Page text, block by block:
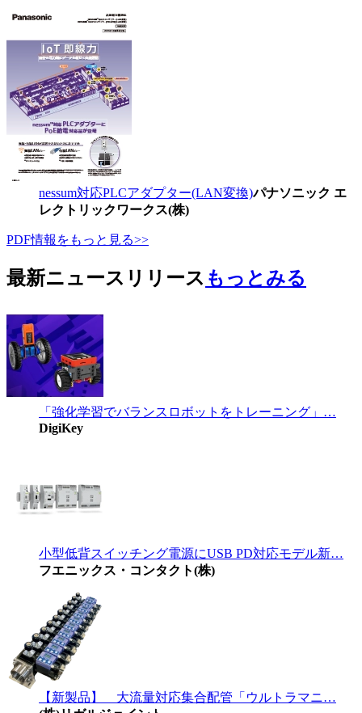
nessum対応PLCアダプター(LAN変換)パナソニック エ
レクトリックワークス(株)
PDF情報をもっと見る>>
最新ニュースリリース もっとみる
「強化学習でバランスロボットをトレーニング」…
DigiKey
小型低背スイッチング電源にUSB PD対応モデル新…
フエニックス・コンタクト(株)
【新製品】 大流量対応集合配管「ウルトラマニ…